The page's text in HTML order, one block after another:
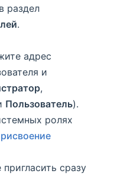
раздел
.
адрес
и
,
Пользователь).
ролях
сразу